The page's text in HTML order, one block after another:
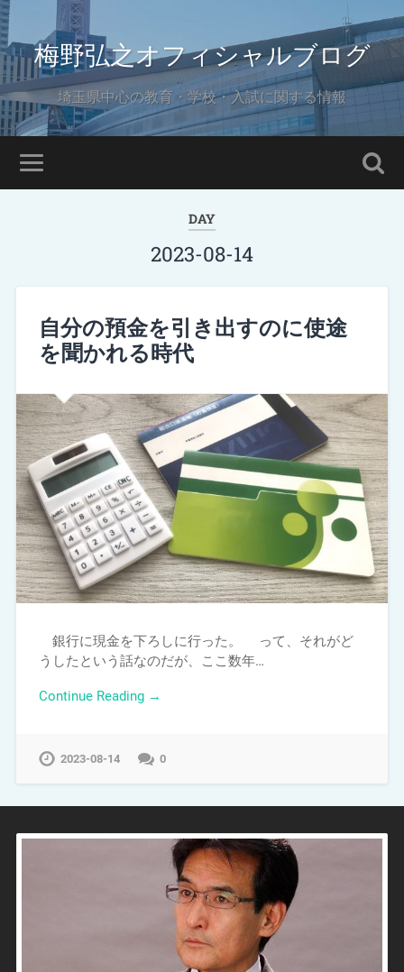
梅野弘之オフィシャルブログ
埼玉県中心の教育・学校・入試に関する情報
DAY
2023-08-14
自分の預金を引き出すのに使途
を聞かれる時代
銀行に現金を下ろしに行った。 って、それがど
うしたという話なのだが、ここ数年…
Continue Reading →
2023-08-14 0